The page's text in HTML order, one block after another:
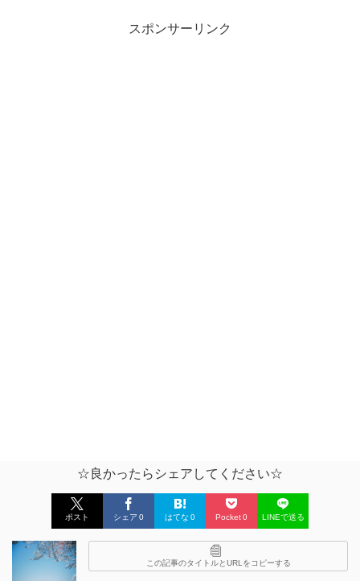
スポンサーリンク
☆良かったらシェアしてください☆
ポスト シェア 0 はてな 0 Pocket0 LINEで送る
この記事のタイトルとURLをコピーする